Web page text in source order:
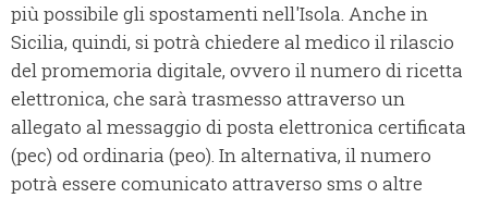
più possibile gli spostamenti nell'Isola. Anche in
Sicilia, quindi, si potrà chiedere al medico il rilascio
del promemoria digitale, ovvero il numero di ricetta
elettronica, che sarà trasmesso attraverso un
allegato al messaggio di posta elettronica certificata
(pec) od ordinaria (peo). In alternativa, il numero
potrà essere comunicato attraverso sms o altre